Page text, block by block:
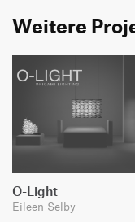
Weitere
O-Light
Eileen Selby